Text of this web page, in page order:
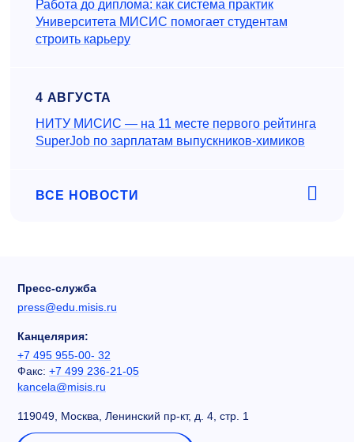
Работа до диплома: как система практик
Университета МИСИС помогает студентам
строить карьеру
4 АВГУСТА
НИТУ МИСИС — на 11 месте первого рейтинга
SuperJob по зарплатам выпускников-химиков
ВСЕ НОВОСТИ
Пресс-служба
press@edu.misis.ru
Канцелярия:
+7 495 955-00- 32
Факс: +7 499 236-21-05
kancela@misis.ru
119049, Москва, Ленинский пр-кт, д. 4, стр. 1